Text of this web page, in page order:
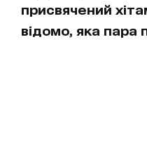
присвячений
відомо, яка пара